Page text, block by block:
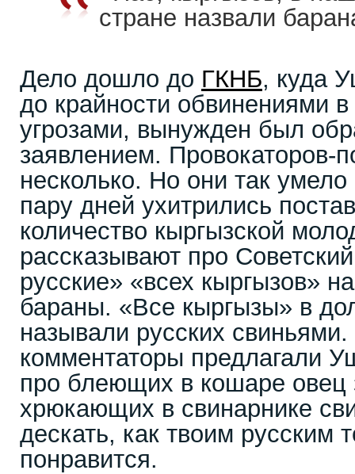
стране назвали
Дело дошло до ГКНБ, куда
до крайности обвинениями
угрозами, вынужден был
заявлением. Провокаторов-
несколько. Но они так умело
пару дней ухитрились
количество кыргызской
рассказывают про
русские» «всех кыргызов»
бараны. «Все кыргызы» в
называли русских свиньями.
комментаторы предлагали
про блеющих в кошаре овец
хрюкающих в свинарнике
дескать, как твоим русским
понравится.